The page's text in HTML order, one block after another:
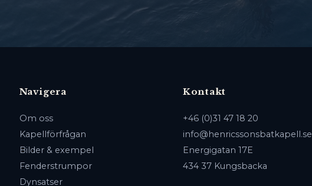
Navigera
Om oss
Kapellförfrågan
Bilder & exempel
Fenderstrumpor
Dynsatser
Kontakt
+46 (0)31 47 18 20
info@henricssonsbatkapell.se
Energigatan 17E
434 37 Kungsbacka